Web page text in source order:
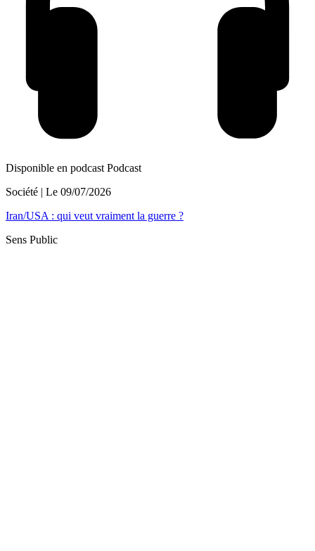
Disponible en podcast Podcast
Société | Le 09/07/2026
Iran/USA : qui veut vraiment la guerre ?
Sens Public